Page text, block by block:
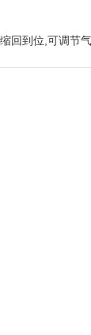
到位,可调节气